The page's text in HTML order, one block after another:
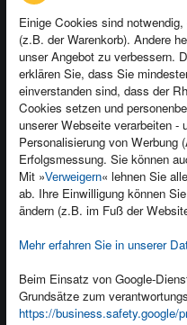
Einige Cookies sind
(z.B. der Warenkorb). Andere
unser Angebot zu verbessern.
erklären Sie, dass Sie
einverstanden sind, dass der
Cookies setzen und
unserer Webseite verarbeiten -
Personalisierung von Werbung
Erfolgsmessung. Sie können
Mit »Verweigern« lehnen Sie
ab. Ihre Einwilligung können
ändern (z.B. im Fuß der
Mehr erfahren Sie in unserer
Beim Einsatz von Google-
Grundsätze zum
https://business.safety.google/
Kontakt
Newsletter
Für Unternehmen
Presseservice
Dozentenservice
Kundenservice
Wir sind gerne für Sie da!
service@rheinwerk-verlag.de